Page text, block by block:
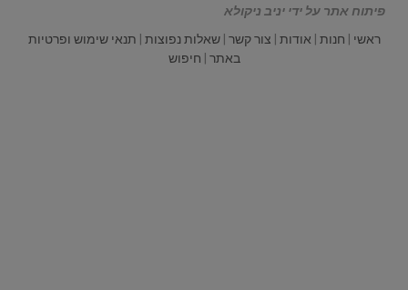
פיתוח אתר על ידי יניב ניקולא
ראשי
חנות אודות צור קשר |שאלות נפוצות
תנאי שימוש ופרטיות
באתר
חיפוש